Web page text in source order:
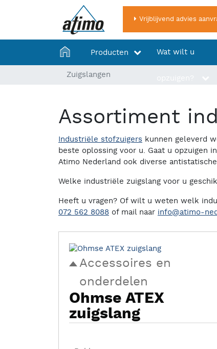
Vrijblijvend advies
Home
Producten Wat wilt u
Zuigslangen
Assortiment
Industriële stofzuigers kunnen geleverd
beste oplossing voor u. Gaat u opzuigen
Atimo Nederland ook diverse
Welke industriële zuigslang voor u
Heeft u vragen? Of wilt u weten welk
072 562 8088 of mail naar info@atimo-
Accessoires en
onderdelen
Ohmse ATEX
zuigslang